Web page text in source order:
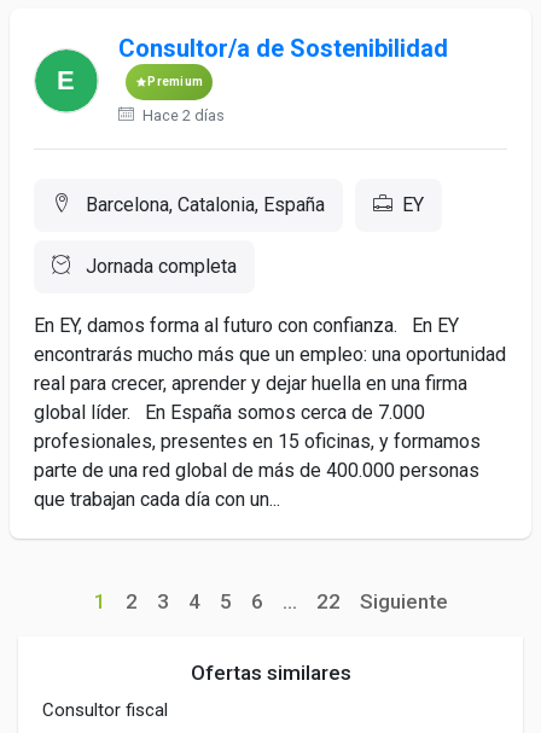
Consultor/a de Sostenibilidad
Premium
Hace 2 días
Barcelona, Catalonia, España EY
Jornada completa
En EY, damos forma al futuro con confianza. En EY
encontrarás mucho más que un empleo: una oportunidad
real para crecer, aprender y dejar huella en una firma
global líder. En España somos cerca de 7.000
profesionales, presentes en 15 oficinas, y formamos
parte de una red global de más de 400.000 personas
que trabajan cada día con un...
1 2 3 4 5 6 ... 22 Siguiente
Ofertas similares
Consultor fiscal